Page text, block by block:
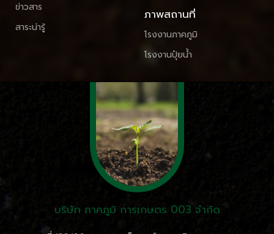
ข่าวสาร
สาระน่ารู้
ภาพสถานที่
โรงงานภาคภูมิ
โรงงานปุ๋ยน้ำ
บริษัท ภาคภูมิ การเกษตร 003 จำกัด